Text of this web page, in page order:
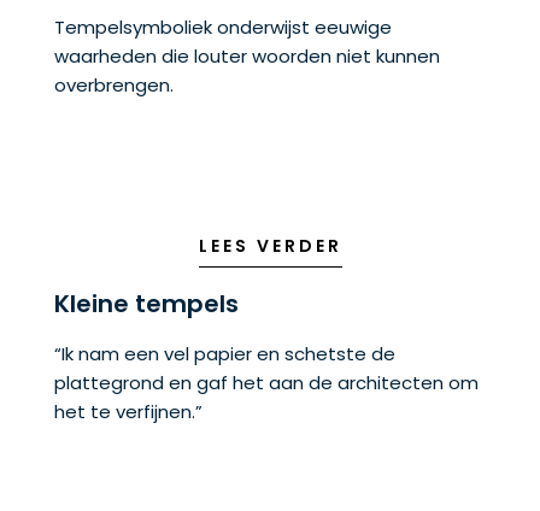
Tempelsymboliek onderwijst eeuwige
waarheden die louter woorden niet kunnen
overbrengen.
LEES VERDER
Kleine tempels
“Ik nam een vel papier en schetste de
plattegrond en gaf het aan de architecten om
het te verfijnen.”